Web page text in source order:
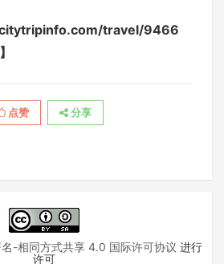
travel/9466
点赞 分享
-相同方式共享 4.0 国际许可协议 进行
许可